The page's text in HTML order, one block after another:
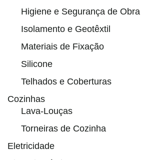
Higiene e Segurança de Obra
Isolamento e Geotêxtil
Materiais de Fixação
Silicone
Telhados e Coberturas
Cozinhas
Lava-Louças
Torneiras de Cozinha
Eletricidade